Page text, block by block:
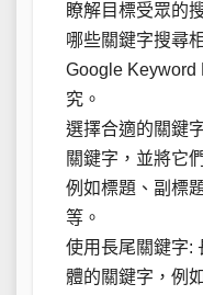
瞭解目標受眾的
哪些關鍵字搜尋
Google Keyword
究。
選擇合適的關鍵
關鍵字，並將它
例如標題、副標
等。
使用長尾關鍵字:
體的關鍵字，例